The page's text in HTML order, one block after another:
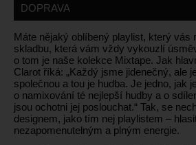
DOPRAVA
Máte nějaký oblíbený playlist, který vás
skladbu, která vám vždy vykouzlí
o tom je naše kolekce Mixtape. Jak
Clarot říká: „Každý jsme jidenečný, ale
společnou a tou je hudba. Je jedno, jak
o namixování té nejlepší hudby a o
jsou ochotni jej poslouchat.“ Tak, se
designem, jako tím nej playlistem –
nezapomenutelným a plným energie.